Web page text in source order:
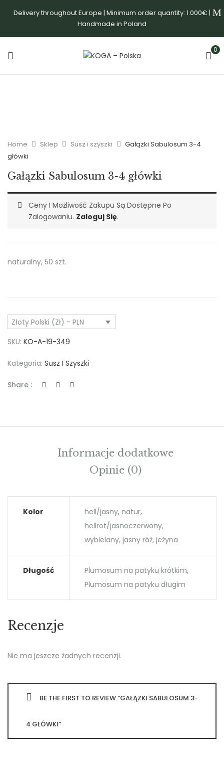
Delivery throughout Europe | Minimum order quantity: 1.000€ |
Handmade in Poland
0
Home Sklep Susz i szyszki
Gałązki Sabulosum 3-4
główki
Gałązki Sabulosum 3-4 główki
Ceny I Możliwość Zakupu Są Dostępne Po
Zalogowaniu. Zaloguj Się.
naturalny, 50 szt.
Złoty Polski (zł) - PLN
SKU: KO-A-19-349
Kategoria: Susz I Szyszki
Share :
Informacje dodatkowe
Opinie (0)
Kolor
hell/jasny, natur,
hellrot/jasnoczerwony,
wybielany, jasny róż, jeżyna
Długość
Plumosum na patyku krótkim,
Plumosum na patyku długim
Recenzje
Nie ma jeszcze żadnych recenzji.
BE THE FIRST TO REVIEW “GAŁĄZKI SABULOSUM 3-
4 GŁÓWKI”